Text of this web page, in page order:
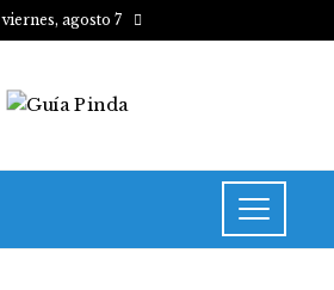
viernes, agosto 7